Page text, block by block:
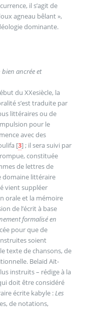
il s’agit de
agneau bêlant »,
dominante.
ancrée et
du XXesiècle, la
s’est traduite par
littéraires ou de
pour le
avec des
[3]; il sera suivi par
constituée
de lettres de
domaine littéraire
vient suppléer
orale et la mémoire
de l’écrit à base
formalisé en
pour que de
soient
texte de chansons, de
Belaïd Aït-
instruits – rédige à la
doit être considéré
écrite kabyle :Les
de notations,